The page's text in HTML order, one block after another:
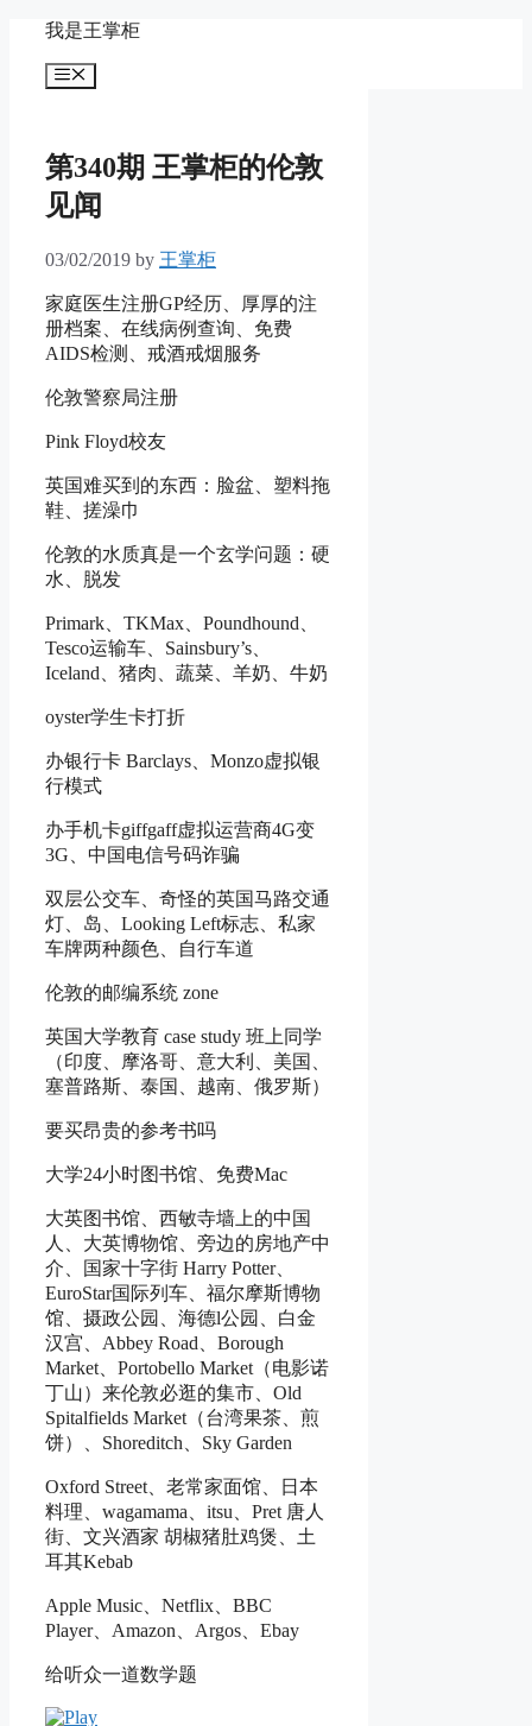
content
我是王掌柜
Menu
第340期 王掌柜的伦敦
见闻
03/02/2019 by 王掌柜
家庭医生注册GP经历、厚厚的注
册档案、在线病例查询、免费
AIDS检测、戒酒戒烟服务
伦敦警察局注册
Pink Floyd校友
英国难买到的东西：脸盆、塑料拖
鞋、搓澡巾
伦敦的水质真是一个玄学问题：硬
水、脱发
Primark、TKMax、Poundhound、
Tesco运输车、Sainsbury’s、
Iceland、猪肉、蔬菜、羊奶、牛奶
oyster学生卡打折
办银行卡 Barclays、Monzo虚拟银
行模式
办手机卡giffgaff虚拟运营商4G变
3G、中国电信号码诈骗
双层公交车、奇怪的英国马路交通
灯、岛、Looking Left标志、私家
车牌两种颜色、自行车道
伦敦的邮编系统 zone
英国大学教育 case study 班上同学
（印度、摩洛哥、意大利、美国、
塞普路斯、泰国、越南、俄罗斯）
要买昂贵的参考书吗
大学24小时图书馆、免费Mac
大英图书馆、西敏寺墙上的中国
人、大英博物馆、旁边的房地产中
介、国家十字街 Harry Potter、
EuroStar国际列车、福尔摩斯博物
馆、摄政公园、海德l公园、白金
汉宫、Abbey Road、Borough
Market、Portobello Market（电影诺
丁山）来伦敦必逛的集市、Old
Spitalfields Market（台湾果茶、煎
饼）、Shoreditch、Sky Garden
Oxford Street、老常家面馆、日本
料理、wagamama、itsu、Pret 唐人
街、文兴酒家 胡椒猪肚鸡煲、土
耳其Kebab
Apple Music、Netflix、BBC
Player、Amazon、Argos、Ebay
给听众一道数学题